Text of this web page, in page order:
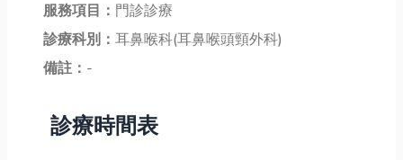
服務項目： 門診診療
診療科別： 耳鼻喉科(耳鼻喉頭頸外科)
備註： -
診療時間表